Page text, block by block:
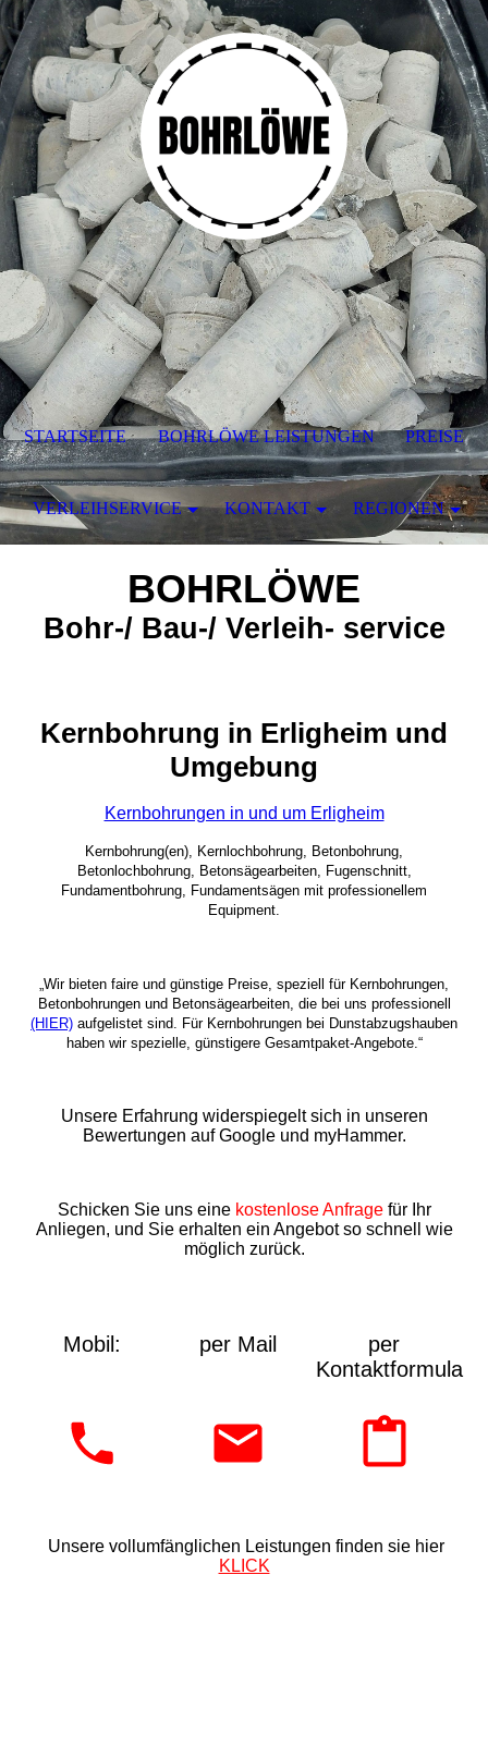
BOHRLÖWE
Bohr-/ Bau-/ Verleih- service
Kernbohrung in Erligheim und
Umgebung
Kernbohrungen in und um Erligheim
Kernbohrung(en), Kernlochbohrung, Betonbohrung,
Betonlochbohrung, Betonsägearbeiten, Fugenschnitt,
Fundamentbohrung, Fundamentsägen mit professionellem
Equipment.
„Wir bieten faire und günstige Preise, speziell für Kernbohrungen,
Betonbohrungen und Betonsägearbeiten, die bei uns professionell
(HIER) aufgelistet sind. Für Kernbohrungen bei Dunstabzugshauben
haben wir spezielle, günstigere Gesamtpaket-Angebote.“
Unsere Erfahrung widerspiegelt sich in unseren
Bewertungen auf Google und myHammer.
Schicken Sie uns eine kostenlose Anfragefür Ihr
Anliegen, und Sie erhalten ein Angebot so schnell wie
möglich zurück.
Mobil: per Mail
per
Kontaktformular:
Unsere vollumfänglichen Leistungen finden sie hier
KLICK
STARTSEITE BOHRLÖWE LEISTUNGEN PREISE
VERLEIHSERVICE KONTAKT REGIONEN